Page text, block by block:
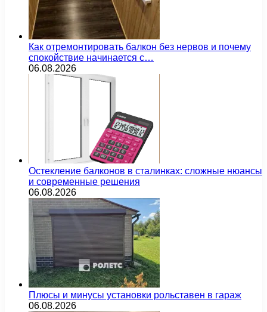
Как отремонтировать балкон без нервов и почему
спокойствие начинается с…
06.08.2026
Остекление балконов в сталинках: сложные нюансы
и современные решения
06.08.2026
Плюсы и минусы установки рольставен в гараж
06.08.2026